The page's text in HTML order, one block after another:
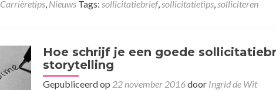
Carrièretips, Nieuws Tags: sollicitatiebrief,sollicitatietips,solliciteren
Hoe schrijf je een goede
storytelling
Gepubliceerd op 22 november 2016door Ingrid de Wit